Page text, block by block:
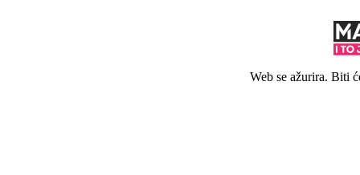
Web se ažurira. Biti